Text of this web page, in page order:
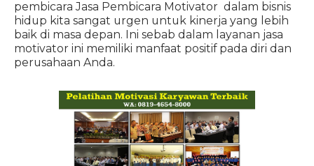
pembicara Jasa Pembicara Motivator dalam bisnis
hidup kita sangat urgen untuk kinerja yang lebih
baik di masa depan. Ini sebab dalam layanan jasa
motivator ini memiliki manfaat positif pada diri dan
perusahaan Anda.